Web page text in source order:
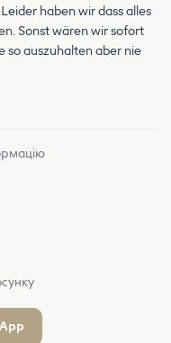
haben wir dass alles
Sonst wären wir sofort
so auszuhalten aber nie